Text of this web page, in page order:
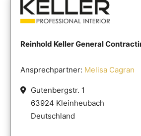
Reinhold Keller General
Ansprechpartner: Melisa Cagran
Gutenbergstr. 1
63924 Kleinheubach
Deutschland